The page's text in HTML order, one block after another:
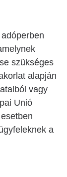
szükséges
alapján
vagy
Unió
a